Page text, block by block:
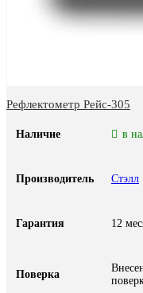
Рефлектометр Рейс-305
Наличие в
Производитель Стэлл
Гарантия 12
Поверка